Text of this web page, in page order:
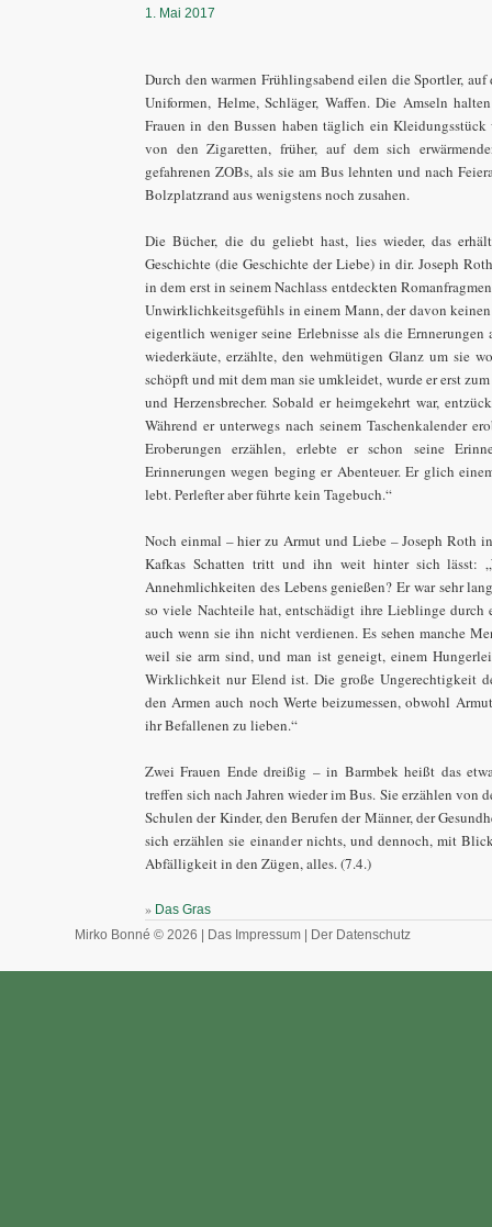
1. Mai 2017
Durch den warmen Frühlingsabend eilen die Sportler,
Uniformen, Helme, Schläger, Waffen. Die Amseln
Frauen in den Bussen haben täglich ein
von den Zigaretten, früher, auf dem sich
gefahrenen ZOBs, als sie am Bus lehnten und nach
Bolzplatzrand aus wenigstens noch zusahen.
Die Bücher, die du geliebt hast, lies wieder, das
Geschichte (die Geschichte der Liebe) in dir. Joseph
in dem erst in seinem Nachlass entdeckten
Unwirklichkeitsgefühls in einem Mann, der davon
eigentlich weniger seine Erlebnisse als die Ernnerungen
wiederkäute, erzählte, den wehmütigen Glanz um sie
schöpft und mit dem man sie umkleidet, wurde er erst
und Herzensbrecher. Sobald er heimgekehrt war,
Während er unterwegs nach seinem Taschenkalender
Eroberungen erzählen, erlebte er schon seine
Erinnerungen wegen beging er Abenteuer. Er glich
lebt. Perlefter aber führte kein Tagebuch.“
Noch einmal – hier zu Armut und Liebe – Joseph Roth
Kafkas Schatten tritt und ihn weit hinter sich lässt:
Annehmlichkeiten des Lebens genießen? Er war sehr
so viele Nachteile hat, entschädigt ihre Lieblinge durch
auch wenn sie ihn nicht verdienen. Es sehen manche
weil sie arm sind, und man ist geneigt, einem
Wirklichkeit nur Elend ist. Die große Ungerechtigkeit
den Armen auch noch Werte beizumessen, obwohl
ihr Befallenen zu lieben.“
Zwei Frauen Ende dreißig – in Barmbek heißt das
treffen sich nach Jahren wieder im Bus. Sie erzählen von
Schulen der Kinder, den Berufen der Männer, der
sich erzählen sie einander nichts, und dennoch, mit
Abfälligkeit in den Zügen, alles. (7.4.)
» Das Gras
Mirko Bonné © 2026 |
Das Impressum Der Datenschutz